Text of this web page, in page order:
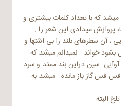
که با تعداد کلمات بیشتری و
پروازش میدادی این شعر را .
، آن سطرهای بلند را بی اشتها و
خواند . نمیدانم میشد که
سین دراین بند ممتد و سرد
فس گاز باز مانده . میشد به
البته ..